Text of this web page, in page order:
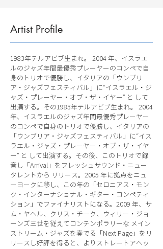
Artist Profile
1983年テルアビブ生まれ。 2004 年、イスラエ
ルのジャズ年間最優秀プレーヤーのコンペで自
身のトリオで優勝し、イタリアの「ウンブリ
ア・ジャズフェスティバル」に“イスラエル・ジ
ャズ・プレーヤー・オブ・ザ・イヤー” と して
出演する。その1983年テルアビブ生まれ。 2004
年、イスラエルのジャズ年間最優秀プレーヤー
のコンペで自身のトリオで優勝し、イタリアの
「ウンブリア・ジャズフェスティバル」に“イス
ラエル・ジャズ・プレーヤー・オブ・ザ・イヤ
ー” と して出演する。その後、このトリオで録
音し「Arrival」をフレッシュサウンド・ニュー
タレントから リリース。2005 年に拠点をニュ
ーヨークに移し、この年の「セロニアス・モン
ク・インターナショナル・ギター・コンペティ
ション」でファイナリストになる。2009 年、サ
ム・ヤヘル、クリス・チーク、ウィリー・ジョ
ーンズ三世を従えてコンテンポラリーな メイン
ストリーム・ジャズを奏でる「Next Page」をリ
リースし好評を得ると、よりストレートアヘッ